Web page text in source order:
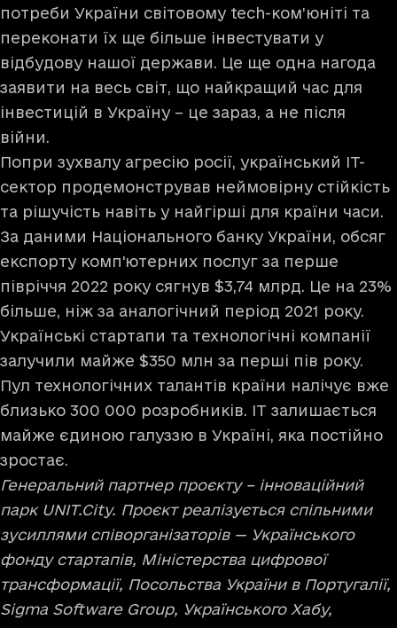
потреби України світовому tech-ком’юніті та
переконати їх ще більше інвестувати у
відбудову нашої держави. Це ще одна нагода
заявити на весь світ, що найкращий час для
інвестицій в Україну – це зараз, а не після
війни.
Попри зухвалу агресію росії, український ІТ-
сектор продемонстрував неймовірну стійкість
та рішучість навіть у найгірші для країни часи.
За даними Національного банку України, обсяг
експорту комп'ютерних послуг за перше
півріччя 2022 року сягнув $3,74 млрд. Це на 23%
більше, ніж за аналогічний період 2021 року.
Українські стартапи та технологічні компанії
залучили майже $350 млн за перші пів року.
Пул технологічних талантів країни налічує вже
близько 300 000 розробників. ІТ залишається
майже єдиною галуззю в Україні, яка постійно
зростає.
Генеральний партнер проєкту – інноваційний
парк UNIT.City. Проєкт реалізується спільними
зусиллями співорганізаторів — Українського
фонду стартапів, Міністерства цифрової
трансформації, Посольства України в Португалії,
Sigma Software Group, Українського Хабу,